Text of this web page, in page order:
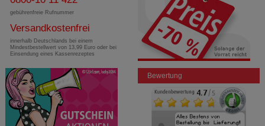
gebührenfreie Rufnummer
Versandkostenfrei
innerhalb Deutschlands bei einem
Mindestbestellwert von 13,99 Euro oder bei
Einsendung eines Kassenrezeptes
Bewertung